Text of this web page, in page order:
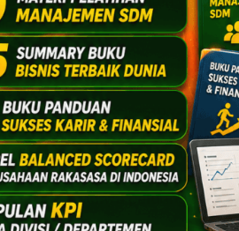
life goals.
oleh pakar performance
yang dilakukan Profesor
memiliki peran yang amat
masa depan. Artinya, saat
(high self-efficacy), atau
akan kecakapan, kompetensi
akan punya peluang tinggi